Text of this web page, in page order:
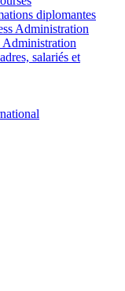
diplomantes
Administration
salariés et